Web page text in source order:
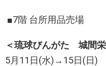
■7階 台所用品売場
＜琉球びんがた 城間
5月11日(水)→15日(日)